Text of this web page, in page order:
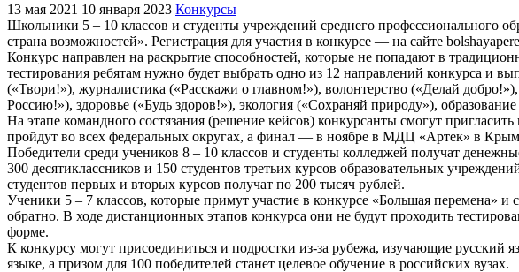
13 мая 2021 10 января 2023 Конкурсы
Школьники 5 – 10 классов и студенты учреждений среднего профессионального
страна возможностей». Регистрация для участия в конкурсе — на сайте
Конкурс направлен на раскрытие способностей, которые не попадают в
тестирования ребятам нужно будет выбрать одно из 12 направлений конкурса и
(«Твори!»), журналистика («Расскажи о главном!»), волонтерство («Делай
Россию!»), здоровье («Будь здоров!»), экология («Сохраняй природу»),
На этапе командного состязания (решение кейсов) конкурсанты смогут
пройдут во всех федеральных округах, а финал — в ноябре в МДЦ «Артек» в
Победители среди учеников 8 – 10 классов и студенты колледжей получат
300 десятиклассников и 150 студентов третьих курсов образовательных
студентов первых и вторых курсов получат по 200 тысяч рублей.
Ученики 5 – 7 классов, которые примут участие в конкурсе «Большая перемена»
обратно. В ходе дистанционных этапов конкурса они не будут проходить
форме.
К конкурсу могут присоединиться и подростки из-за рубежа, изучающие русский
языке, а призом для 100 победителей станет целевое обучение в российских вузах.